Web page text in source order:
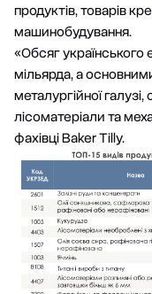
продуктів, товарів
машинобудування.
«Обсяг
мільярда, а
металургійної
лісоматеріали та
фахівці Baker Tilly.